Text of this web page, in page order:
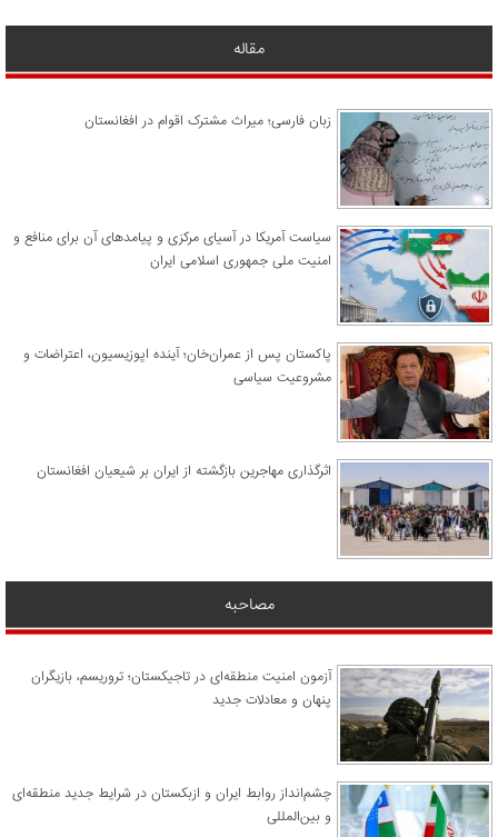
مقاله
زبان فارسی؛ میراث مشترک اقوام در افغانستان
سیاست آمریکا در آسیای مرکزی و پیامدهای آن برای منافع و
امنیت ملی جمهوری اسلامی ایران
پاکستان پس از عمران‌خان؛ آینده اپوزیسیون، اعتراضات و
مشروعیت سیاسی
اثرگذاری مهاجرین بازگشته از ایران بر شیعیان افغانستان
مصاحبه
آزمون امنیت منطقه‌ای در تاجیکستان؛ تروریسم، بازیگران
پنهان و معادلات جدید
چشم‌انداز روابط ایران و ازبکستان در شرایط جدید منطقه‌ای
و بین‌المللی